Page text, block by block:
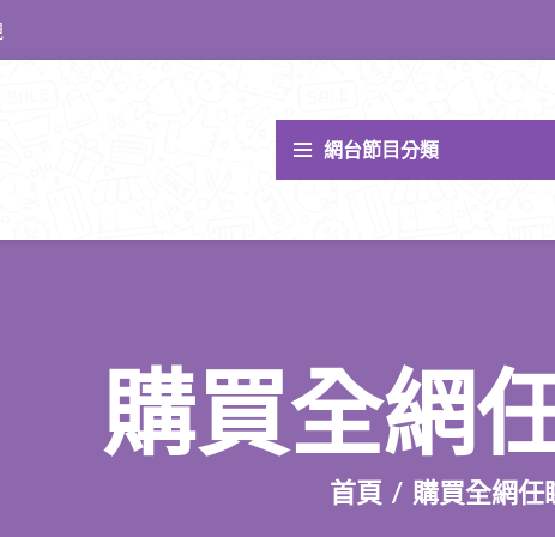
網台節目分類
購買全網
首頁 購買全網任